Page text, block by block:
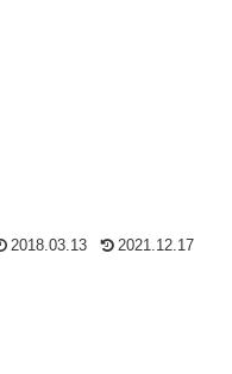
2018.03.13 2021.12.17